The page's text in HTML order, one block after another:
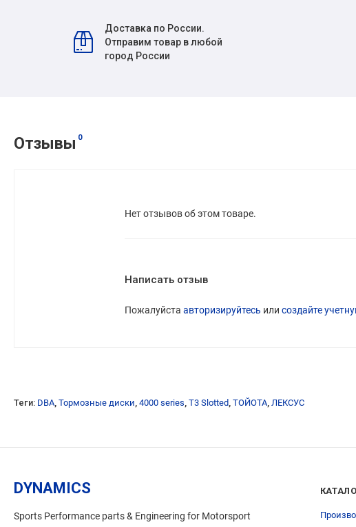
Доставка по России.
Отправим товар в любой
город России
Отзывы 0
Нет отзывов об этом товаре.
Написать отзыв
Пожалуйста авторизируйтесь или создайте
Теги: DBA, Тормозные диски, 4000 series, T3 Slotted, ТОЙОТА, ЛЕКСУС
DYNAMICS
Sports Performance parts & Engineering for Motorsport